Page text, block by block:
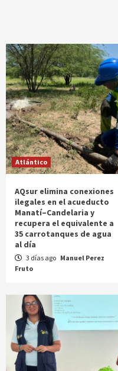
Atlántico
AQsur elimina conexiones
ilegales en el acueducto
Manatí–Candelaria y
recupera el equivalente a
35 carrotanques de agua
al día
3 días ago Manuel Perez
Fruto